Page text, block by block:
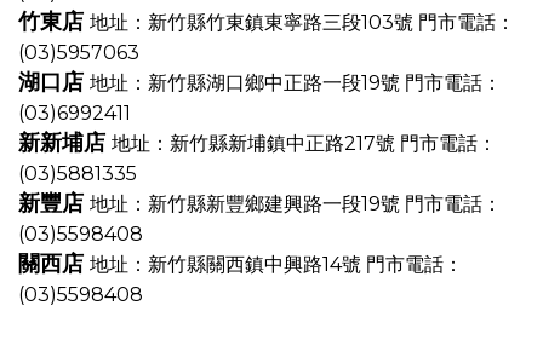
竹東店 地址：新竹縣竹東鎮東寧路三段103號 門市電話：
(03)5957063
湖口店 地址：新竹縣湖口鄉中正路一段19號 門市電話：
(03)6992411
新新埔店 地址：新竹縣新埔鎮中正路217號 門市電話：
(03)5881335
新豐店 地址：新竹縣新豐鄉建興路一段19號 門市電話：
(03)5598408
關西店 地址：新竹縣關西鎮中興路14號 門市電話：
(03)5598408